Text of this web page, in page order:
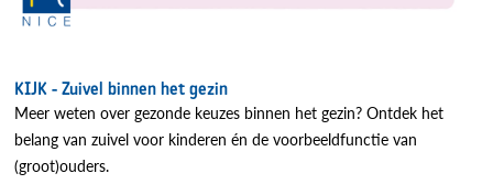
KIJK - Zuivel binnen het gezin
Meer weten over gezonde keuzes binnen het gezin? Ontdek het
belang van zuivel voor kinderen én de voorbeeldfunctie van
(groot)ouders.